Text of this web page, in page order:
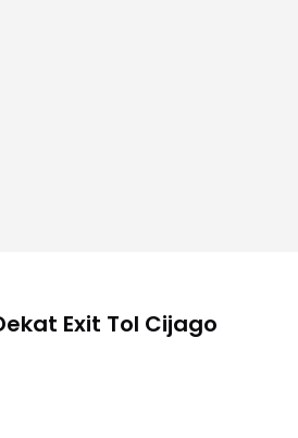
Exit Tol Cijago